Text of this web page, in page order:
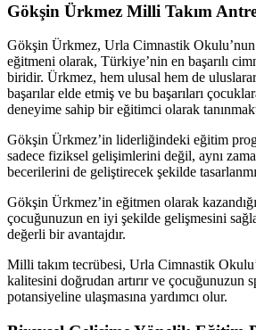
Gökşin Ürkmez Milli Takım
Gökşin Ürkmez, Urla Cimnastik
eğitmeni olarak, Türkiye’nin en başarılı
biridir. Ürkmez, hem ulusal hem de
başarılar elde etmiş ve bu başarıları
deneyime sahip bir eğitimci olarak
Gökşin Ürkmez’in liderliğindeki eğitim
sadece fiziksel gelişimlerini değil, aynı
becerilerini de geliştirecek şekilde
Gökşin Ürkmez’in eğitmen olarak
çocuğunuzun en iyi şekilde gelişmesini
değerli bir avantajdır.
Milli takım tecrübesi, Urla Cimnastik
kalitesini doğrudan artırır ve çocuğunuzun
potansiyeline ulaşmasına yardımcı olur.